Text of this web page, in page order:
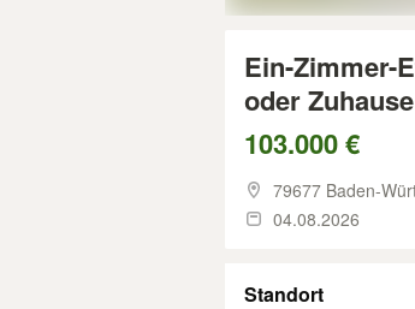
Ein-Zimmer-
oder Zuhause
103.000 €
79677 Baden-
04.08.2026
Standort